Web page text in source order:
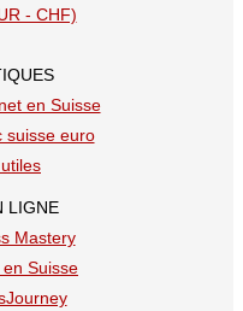
- CHF)
en Suisse
suisse euro
LIGNE
Mastery
Suisse